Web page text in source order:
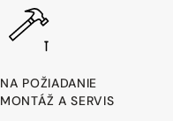
NA POŽIADANIE
MONTÁŽ A SERVIS